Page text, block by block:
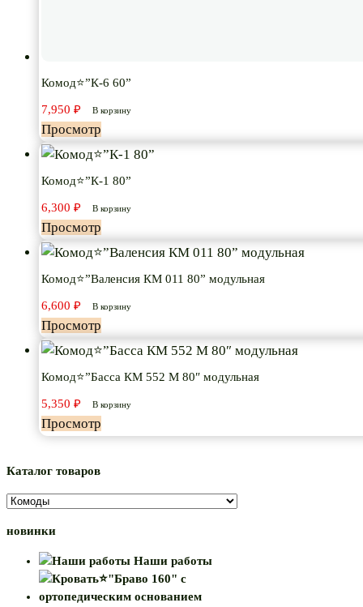
Комод⭐”К-6 60”
7,950 ₽ В корзину
Просмотр
Комод⭐”К-1 80”
6,300 ₽ В корзину
Просмотр
Комод⭐”Валенсия КМ 011 80” модульная
6,600 ₽ В корзину
Просмотр
Комод⭐”Басса КМ 552 М 80″ модульная
5,350 ₽ В корзину
Просмотр
Каталог товаров
новинки
Наши работы